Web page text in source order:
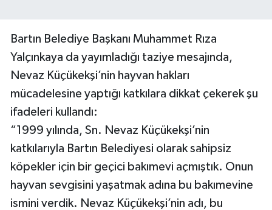
Bartın Belediye Başkanı Muhammet Rıza
Yalçınkaya da yayımladığı taziye mesajında,
Nevaz Küçükekşi’nin hayvan hakları
mücadelesine yaptığı katkılara dikkat çekerek şu
ifadeleri kullandı:
“1999 yılında, Sn. Nevaz Küçükekşi’nin
katkılarıyla Bartın Belediyesi olarak sahipsiz
köpekler için bir geçici bakımevi açmıştık. Onun
hayvan sevgisini yaşatmak adına bu bakımevine
ismini verdik. Nevaz Küçükekşi’nin adı, bu